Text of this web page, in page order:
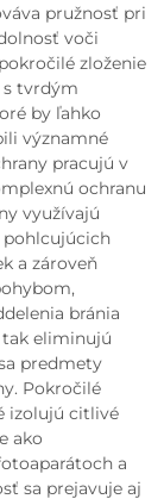
pružnosť pri
voči
zloženie
tvrdým
by ľahko
významné
pracujú v
ochranu
využívajú
a zároveň
bránia
tak eliminujú
predmety
Pokročilé
izolujú citlivé
ako
a
sa prejavuje aj